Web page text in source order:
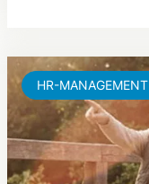
HR-MANAGEMENT